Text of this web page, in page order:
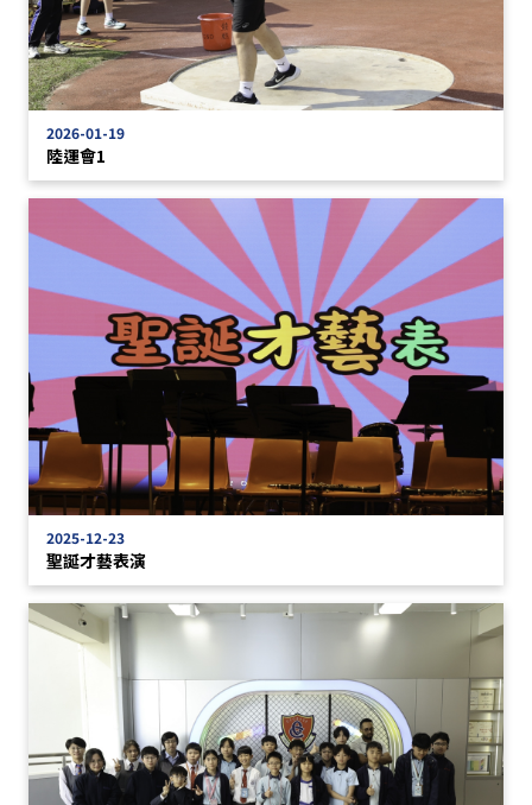
2026-01-19
陸運會1
2025-12-23
聖誕才藝表演